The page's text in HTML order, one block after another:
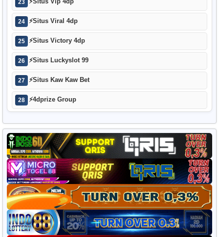
23 ⚡Situs Vip 4dp
24 ⚡Situs Viral 4dp
25 ⚡Situs Victory 4dp
26 ⚡Situs Luckyslot 99
27 ⚡Situs Kaw Kaw Bet
28 ⚡4dprize Group